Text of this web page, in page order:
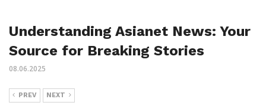
Understanding Asianet News: Your
Source for Breaking Stories
08.06.2025
PREV NEXT